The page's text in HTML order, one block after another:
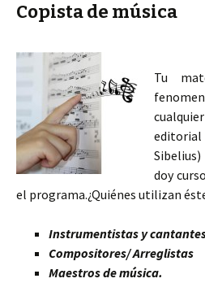
Copista de música
Tu
editorial
doy
el programa.¿Quiénes utilizan
Instrumentistas y
Compositores/ Arreglistas
Maestros de música.